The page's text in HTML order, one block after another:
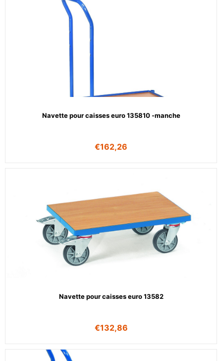
Navette pour caisses euro 135810 -manche
€162,26
Navette pour caisses euro 13582
€132,86